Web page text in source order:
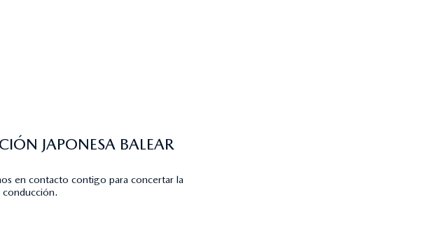
JAPONESA BALEAR
en contacto contigo para concertar la
conducción.